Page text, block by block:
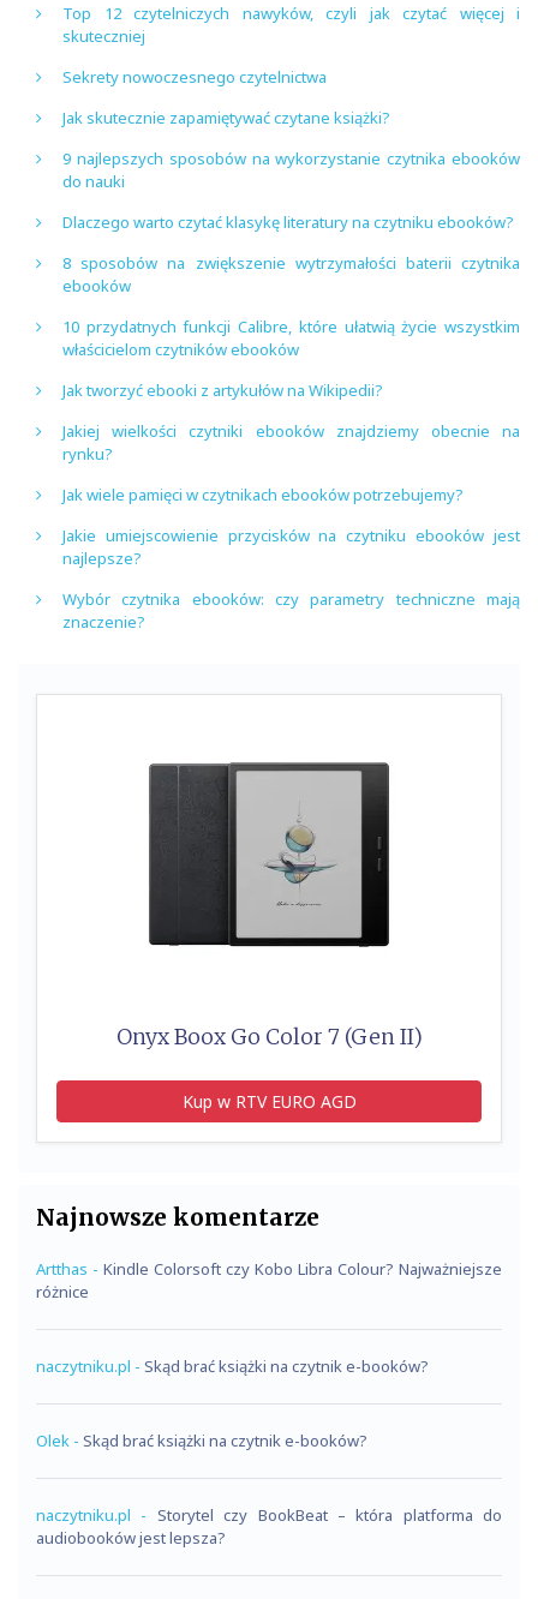
Top 12 czytelniczych nawyków, czyli jak czytać więcej i
skuteczniej
Sekrety nowoczesnego czytelnictwa
Jak skutecznie zapamiętywać czytane książki?
9 najlepszych sposobów na wykorzystanie czytnika ebooków
do nauki
Dlaczego warto czytać klasykę literatury na czytniku ebooków?
8 sposobów na zwiększenie wytrzymałości baterii czytnika
ebooków
10 przydatnych funkcji Calibre, które ułatwią życie wszystkim
właścicielom czytników ebooków
Jak tworzyć ebooki z artykułów na Wikipedii?
Jakiej wielkości czytniki ebooków znajdziemy obecnie na
rynku?
Jak wiele pamięci w czytnikach ebooków potrzebujemy?
Jakie umiejscowienie przycisków na czytniku ebooków jest
najlepsze?
Wybór czytnika ebooków: czy parametry techniczne mają
znaczenie?
Onyx Boox Go Color 7 (Gen II)
Kup w RTV EURO AGD
Najnowsze komentarze
Artthas - Kindle Colorsoft czy Kobo Libra Colour? Najważniejsze
różnice
naczytniku.pl - Skąd brać książki na czytnik e-booków?
Olek - Skąd brać książki na czytnik e-booków?
naczytniku.pl - Storytel czy BookBeat – która platforma do
audiobooków jest lepsza?